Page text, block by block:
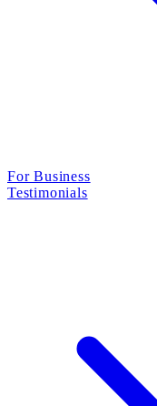
For Business
Testimonials